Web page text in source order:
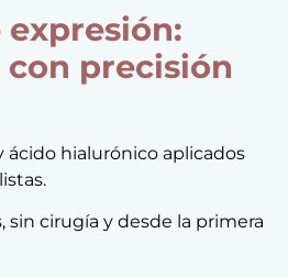
precisión
hialurónico aplicados
sin cirugía y desde la primera